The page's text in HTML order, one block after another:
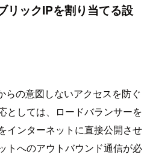
リックIPを割り当てる設
らの意図しないアクセスを防ぐ
としては、ロードバランサーを
インターネットに直接公開させ
トへのアウトバウンド通信が必